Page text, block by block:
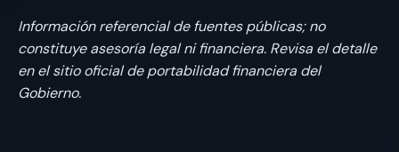
Información referencial de fuentes públicas; no
constituye asesoría legal ni financiera. Revisa el detalle
en el sitio oficial de portabilidad financiera del
Gobierno.